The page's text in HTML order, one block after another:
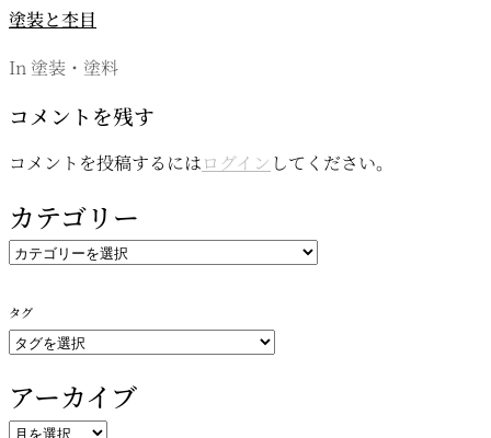
塗装と杢目
In 塗装・塗料
コメントを残す
コメントを投稿するにはログイン してください。
カテゴリー
カ
リ
ー
タグ
アーカイブ
ア